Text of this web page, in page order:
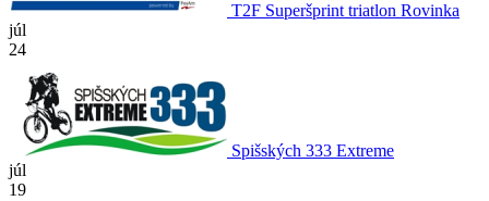
T2F Superšprint triatlon Rovinka
júl
24
Spišských 333 Extreme
júl
19